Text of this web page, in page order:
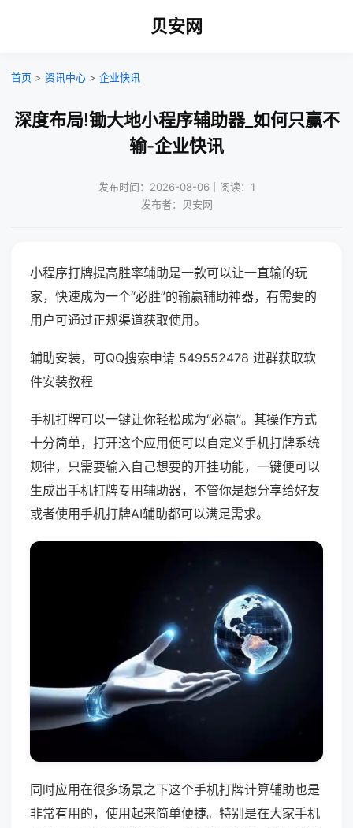
贝安网
首页 > 资讯中心 > 企业快讯
深度布局!锄大地小程序辅助器_如何只赢不
输-企业快讯
发布时间：2026-08-06｜阅读：1
发布者：贝安网
小程序打牌提高胜率辅助是一款可以让一直输的玩
家，快速成为一个“必胜”的输赢辅助神器，有需要的
用户可通过正规渠道获取使用。
辅助安装，可QQ搜索申请 549552478 进群获取软
件安装教程
手机打牌可以一键让你轻松成为“必赢”。其操作方式
十分简单，打开这个应用便可以自定义手机打牌系统
规律，只需要输入自己想要的开挂功能，一键便可以
生成出手机打牌专用辅助器，不管你是想分享给好友
或者使用手机打牌AI辅助都可以满足需求。
同时应用在很多场景之下这个手机打牌计算辅助也是
非常有用的，使用起来简单便捷。特别是在大家手机